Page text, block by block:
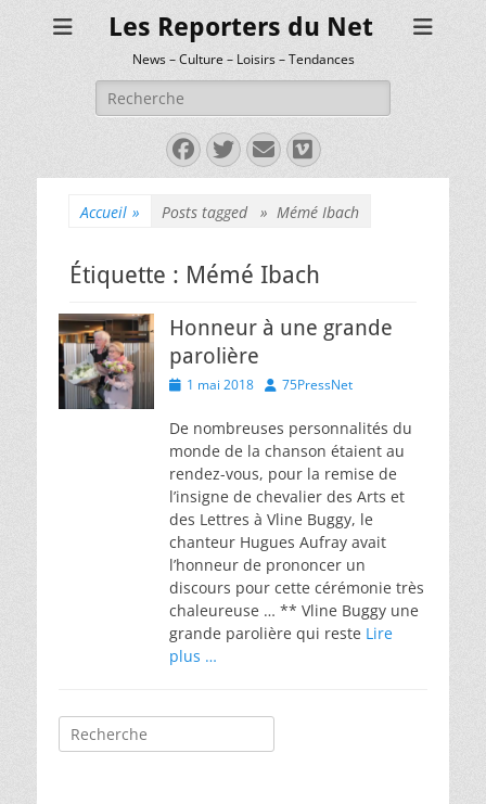
Les Reporters du Net
News – Culture – Loisirs – Tendances
Rechercher :
Facebook
Twitter
E-
mail
Vimeo
Accueil » Posts tagged » Mémé Ibach
Étiquette : Mémé Ibach
Honneur à une grande
parolière
Posted1 mai 2018 Author
75PressNet
De nombreuses personnalités du
monde de la chanson étaient au
rendez-vous, pour la remise de
l’insigne de chevalier des Arts et
des Lettres à Vline Buggy, le
chanteur Hugues Aufray avait
l’honneur de prononcer un
discours pour cette cérémonie très
chaleureuse … ** Vline Buggy une
grande parolière qui reste Lire
plus …
Rechercher :